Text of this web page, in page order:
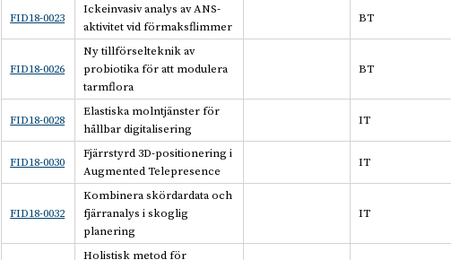
FID18-0023
Ickeinvasiv analys av ANS-
aktivitet vid förmaksflimmer
BT
FID18-0026
Ny tillförselteknik av
probiotika för att modulera
tarmflora
BT
FID18-0028
Elastiska molntjänster för
hållbar digitalisering
IT
FID18-0030
Fjärrstyrd 3D-positionering i
Augmented Telepresence
IT
FID18-0032
Kombinera skördardata och
fjärranalys i skoglig
planering
IT
Holistisk metod för